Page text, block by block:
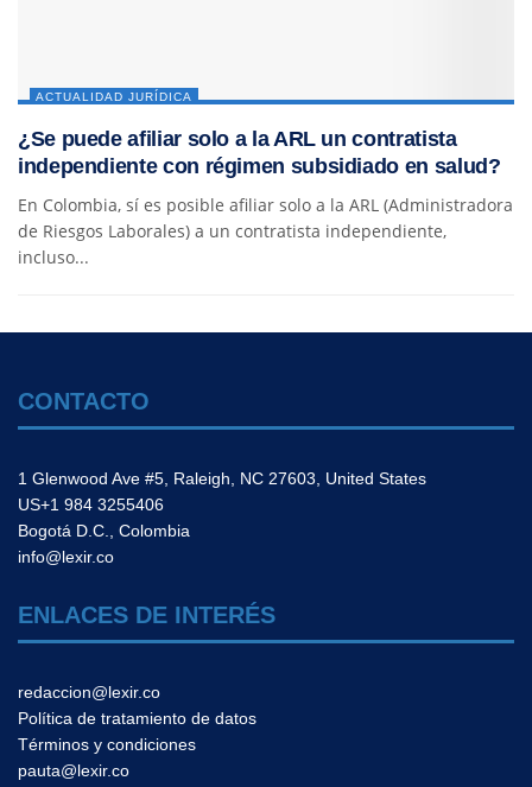
ACTUALIDAD JURÍDICA
¿Se puede afiliar solo a la ARL un contratista
independiente con régimen subsidiado en salud?
En Colombia, sí es posible afiliar solo a la ARL (Administradora
de Riesgos Laborales) a un contratista independiente,
incluso...
CONTACTO
1 Glenwood Ave #5, Raleigh, NC 27603, United States
US+1 984 3255406
Bogotá D.C., Colombia
info@lexir.co
ENLACES DE INTERÉS
redaccion@lexir.co
Política de tratamiento de datos
Términos y condiciones
pauta@lexir.co